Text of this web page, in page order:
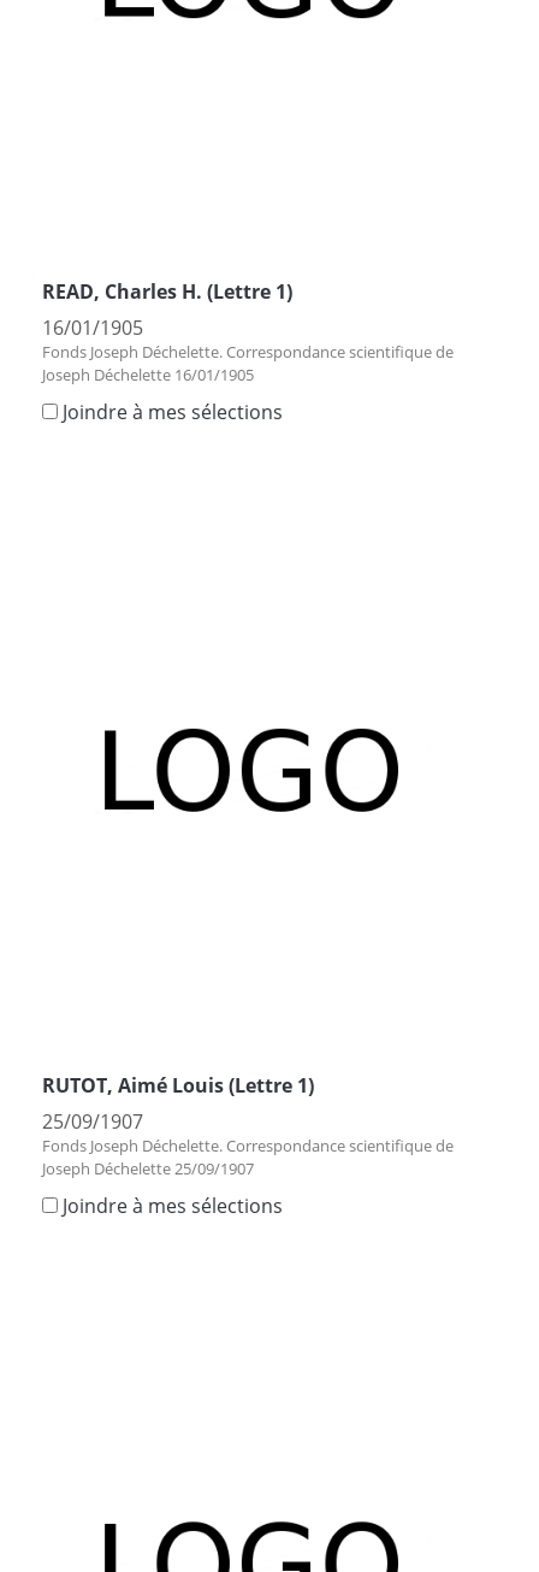
READ, Charles H. (Lettre 1)
16/01/1905
Fonds Joseph Déchelette. Correspondance scientifique de
Joseph Déchelette 16/01/1905
Joindre à mes sélections
RUTOT, Aimé Louis (Lettre 1)
25/09/1907
Fonds Joseph Déchelette. Correspondance scientifique de
Joseph Déchelette 25/09/1907
Joindre à mes sélections